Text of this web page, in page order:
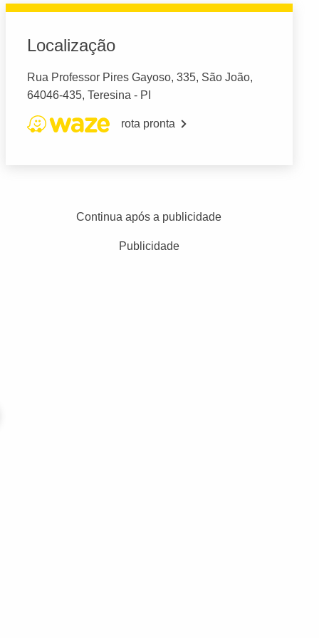
Localização
Rua Professor Pires Gayoso, 335, São João,
64046-435, Teresina - PI
rota pronta
Continua após a publicidade
Publicidade